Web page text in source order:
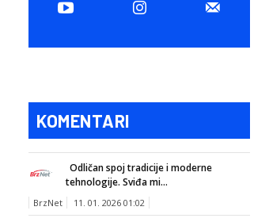
KOMENTARI
Odličan spoj tradicije i moderne
tehnologije. Sviđa mi...
BrzNet 11. 01. 2026 01:02